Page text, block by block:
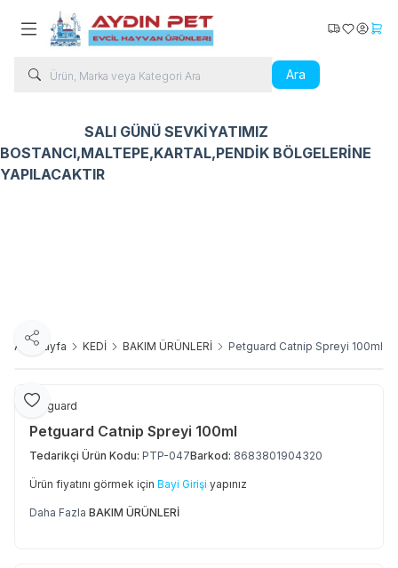
Ara
Kargo Takip
Favorilerim
SALI GÜNÜ SEVKİYATIMIZ
BOSTANCI,MALTEPE,KARTAL,PENDİK BÖLGELERİNE
YAPILACAKTIR
Ana Sayfa KEDİ BAKIM ÜRÜNLERİ Petguard Catnip Spreyi 100ml
Favoriye Ekle
Paylaş
Petguard
Petguard Catnip Spreyi 100ml
Tedarikçi Ürün Kodu: PTP-047Barkod: 8683801904320
Ürün fiyatını görmek için Bayi Girişi yapınız
Daha Fazla BAKIM ÜRÜNLERİ